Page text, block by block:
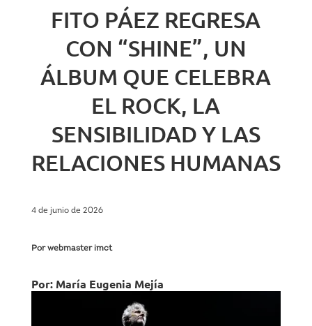
FITO PÁEZ REGRESA
CON “SHINE”, UN
ÁLBUM QUE CELEBRA
EL ROCK, LA
SENSIBILIDAD Y LAS
RELACIONES HUMANAS
4 de junio de 2026
Por webmaster imct
Por: María Eugenia Mejía